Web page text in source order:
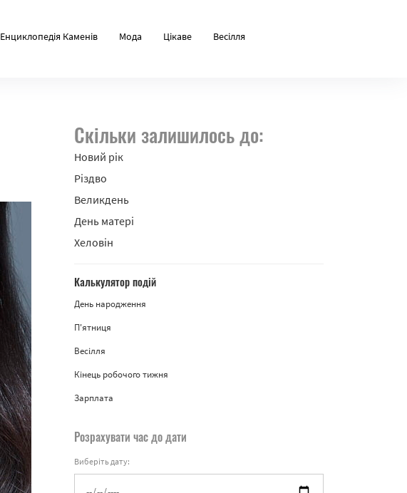
Енциклопедія Каменів Мода Цікаве Весілля
Скільки залишилось до:
Новий рік
Різдво
Великдень
День матері
Хеловін
Калькулятор подій
День народження
П'ятниця
Весілля
Кінець робочого тижня
Зарплата
Розрахувати час до дати
Виберіть дату: